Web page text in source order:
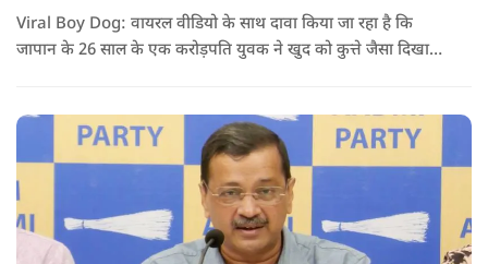
Viral Boy Dog: वायरल वीडियो के साथ दावा किया जा रहा है कि
जापान के 26 साल के एक करोड़पति युवक ने खुद को कुत्ते जैसा दिखाने
करवाईं और अब वह कुत्ते की तरह दिखने, चलने और रहने की कोशिश
करता है.